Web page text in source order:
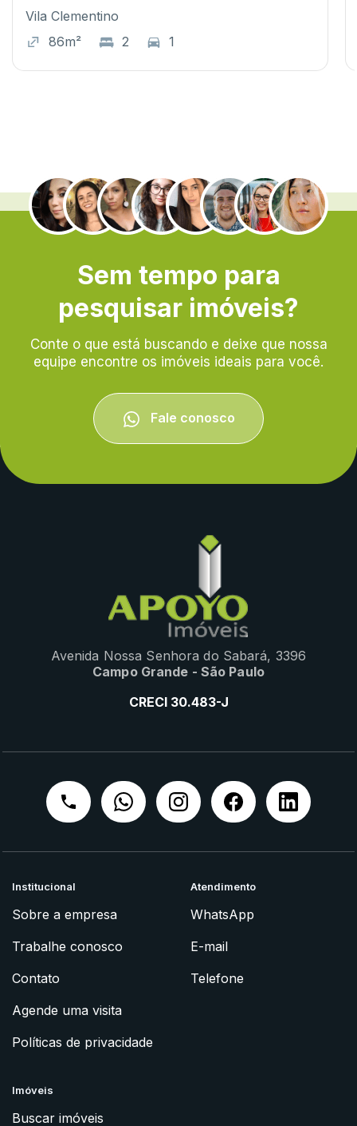
Vila Clementino
86m²
2 1
.
Sem tempo para
pesquisar imóveis?
Conte o que está buscando e deixe que nossa
equipe encontre os imóveis ideais para você.
Fale conosco
Avenida Nossa Senhora do Sabará, 3396
Campo Grande - São Paulo
CRECI 30.483-J
Institucional
Sobre a empresa
Trabalhe conosco
Contato
Agende uma visita
Políticas de privacidade
Atendimento
WhatsApp
E-mail
Telefone
Imóveis
Buscar imóveis